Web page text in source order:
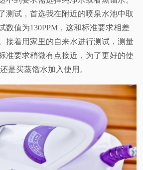
测试，首选我在附近的喷泉水池中取
数值为130PPM，这和标准要求相差
接着用家里的自来水进行测试，测量
准要求稍微有点接近，为了更好的使
是买蒸馏水加入使用。